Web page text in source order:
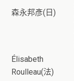
森永邦彥(日)
Élisabeth
Roulleau(法)